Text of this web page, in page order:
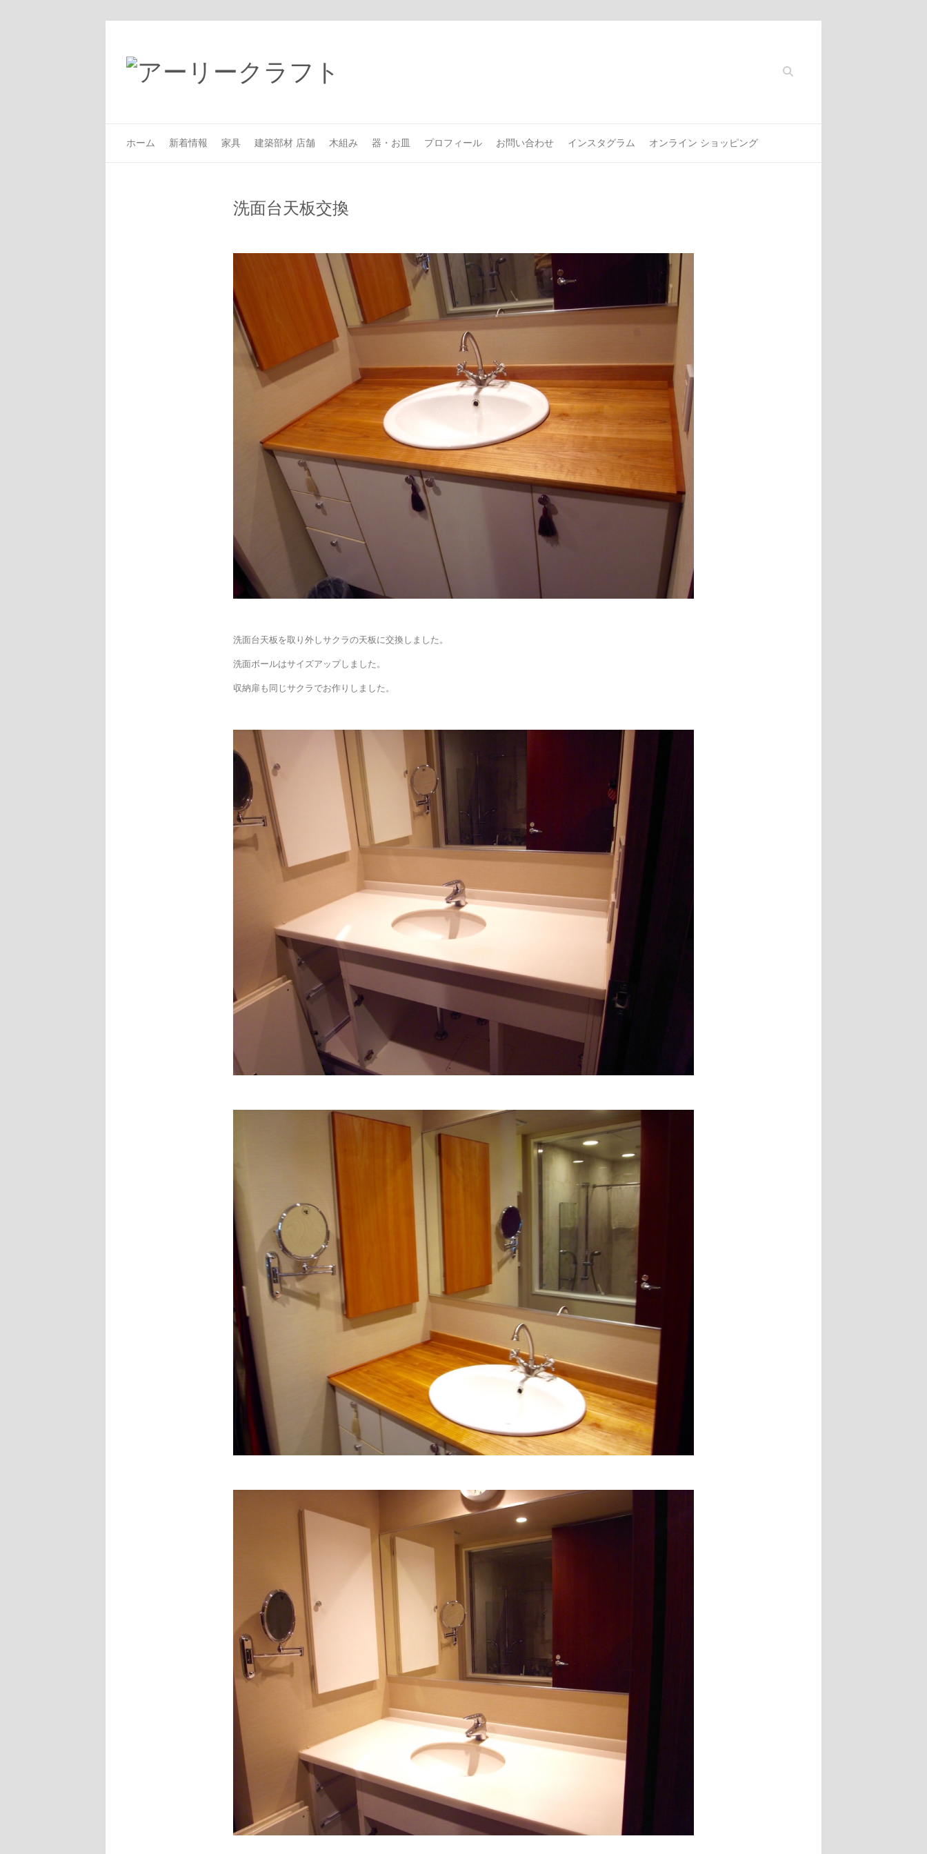
Search
ホーム 新着情報 家具 建築部材 店舗 木組み 器・お皿 プロフィール お問い合わせ インスタグラム オンライン ショッピング
洗面台天板交換
洗面台天板を取り外しサクラの天板に交換しました。
洗面ボールはサイズアップしました。
収納扉も同じサクラでお作りしました。